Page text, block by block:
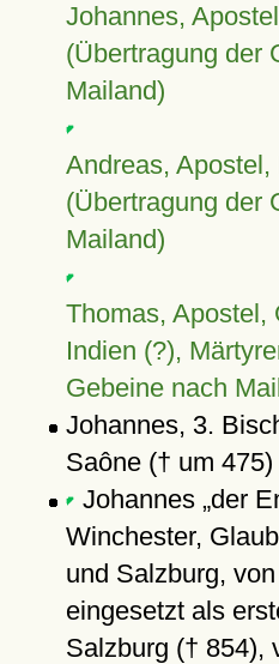
Johannes,
(Übertragung der
Mailand)
Andreas, Apostel,
(Übertragung der
Mailand)
Thomas, Apostel,
Indien (?),
Gebeine nach
Johannes, 3.
Saône († um 475)
Johannes der
Winchester,
und Salzburg, von
eingesetzt als
Salzburg († 854),